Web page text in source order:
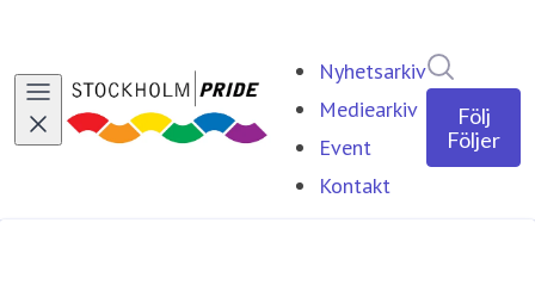
Nyhetsarkiv
Mediearkiv
Event
Kontakt
Följ
Följer